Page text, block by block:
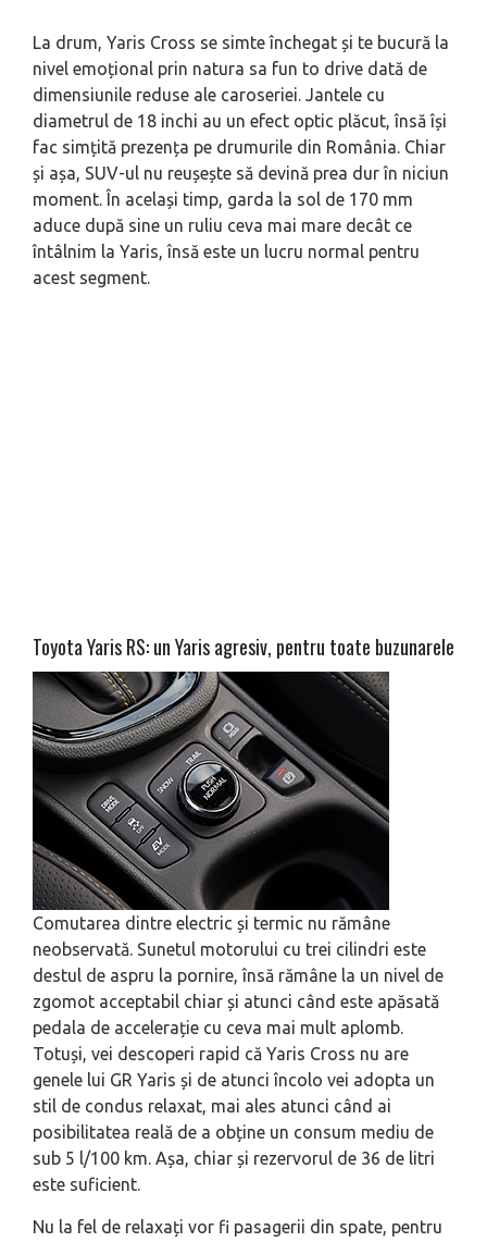
La drum, Yaris Cross se simte închegat și te bucură la
nivel emoțional prin natura sa fun to drive dată de
dimensiunile reduse ale caroseriei. Jantele cu
diametrul de 18 inchi au un efect optic plăcut, însă își
fac simțită prezența pe drumurile din România. Chiar
și așa, SUV-ul nu reușește să devină prea dur în niciun
moment. În același timp, garda la sol de 170 mm
aduce după sine un ruliu ceva mai mare decât ce
întâlnim la Yaris, însă este un lucru normal pentru
acest segment.
Toyota Yaris RS: un Yaris agresiv, pentru toate buzunarele
Comutarea dintre electric și termic nu rămâne
neobservată. Sunetul motorului cu trei cilindri este
destul de aspru la pornire, însă rămâne la un nivel de
zgomot acceptabil chiar și atunci când este apăsată
pedala de accelerație cu ceva mai mult aplomb.
Totuși, vei descoperi rapid că Yaris Cross nu are
genele lui GR Yaris și de atunci încolo vei adopta un
stil de condus relaxat, mai ales atunci când ai
posibilitatea reală de a obține un consum mediu de
sub 5 l/100 km. Așa, chiar și rezervorul de 36 de litri
este suficient.
Nu la fel de relaxați vor fi pasagerii din spate, pentru